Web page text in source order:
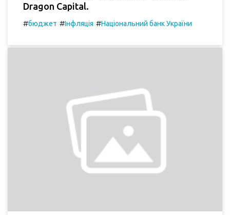
Dragon Capital.
#бюджет #Інфляція #Національний банк України